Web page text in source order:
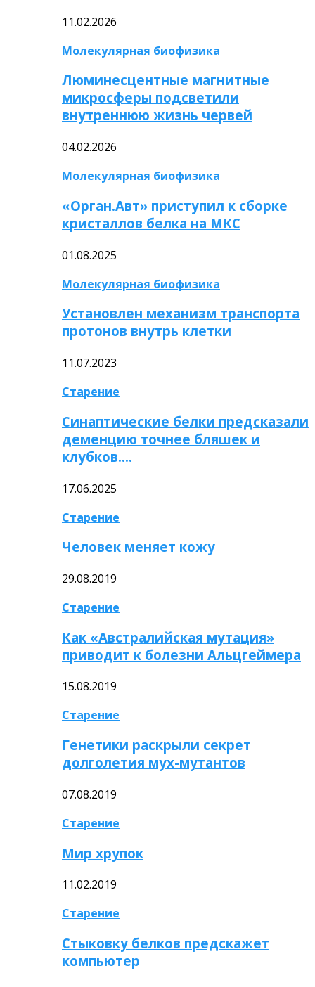
11.02.2026
Молекулярная биофизика
Люминесцентные магнитные
микросферы подсветили
внутреннюю жизнь червей
04.02.2026
Молекулярная биофизика
«Орган.Авт» приступил к сборке
кристаллов белка на МКС
01.08.2025
Молекулярная биофизика
Установлен механизм транспорта
протонов внутрь клетки
11.07.2023
Старение
Синаптические белки предсказали
деменцию точнее бляшек и
клубков….
17.06.2025
Старение
Человек меняет кожу
29.08.2019
Старение
Как «Австралийская мутация»
приводит к болезни Альцгеймера
15.08.2019
Старение
Генетики раскрыли секрет
долголетия мух-мутантов
07.08.2019
Старение
Мир хрупок
11.02.2019
Старение
Стыковку белков предскажет
компьютер